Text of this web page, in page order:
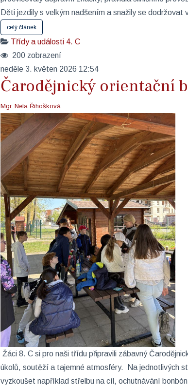
Děti jezdily s velkým nadšením a snažily se
celý článek
Třídy a události 4. C
200 zobrazení
neděle 3. květen 2026 12:54
Čarodějnický orientační
Mgr. Nela Řihošková
Žáci 8. C si pro naši třídu připravili zábavný
úkolů, soutěží a tajemné atmosféry. Na jednotlivých
vyzkoušet například střelbu na cíl, ochutnávání